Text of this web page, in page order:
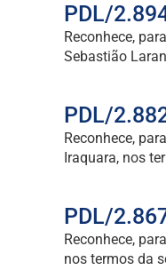
PDL/
Reconhece,
Sebastião
PDL/
Reconhece,
Iraquara, nos
PDL/
Reconhece,
nos termos da